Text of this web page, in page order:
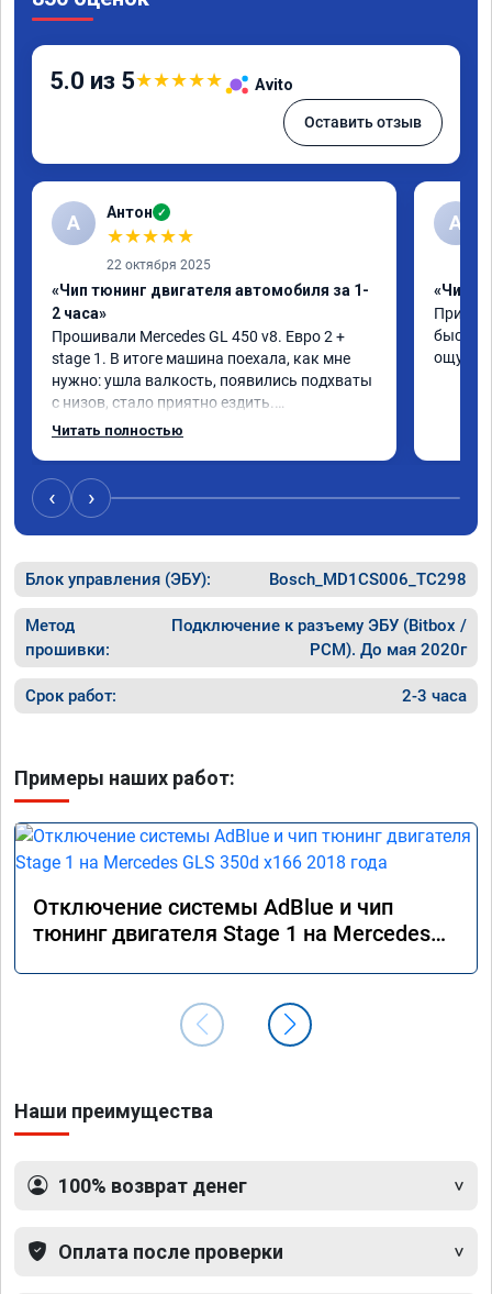
5.0 из 5★★★★★ Avito
Оставить отзыв
А Антон ✓
★★★★★
22 октября 2025
«Чип тюнинг двигателя автомобиля за 1-
2 часа»
Прошивали Mercedes GL 450 v8. Евро 2 +
stage 1. В итоге машина поехала, как мне
нужно: ушла валкость, появились подхваты
с низов, стало приятно ездить.
Одни из лучших трат, в авто! 🔥
Читать полностью
A
«Чип
‹ ›
Блок управления (ЭБУ): Bosch_MD1CS006_TC298
Метод
прошивки:
Подключение к разъему ЭБУ (Bitbox /
PCM). До мая 2020г
Срок работ: 2-3 часа
Примеры наших работ:
Отключение системы AdBlue и чип
тюнинг двигателя Stage 1 на Mercedes
Наши преимущества
100% возврат денег
Оплата после проверки